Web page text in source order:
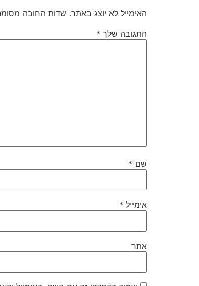
האימייל לא יוצג באתר. שדות החובה
התגובה שלך *
שם *
אימייל *
אתר